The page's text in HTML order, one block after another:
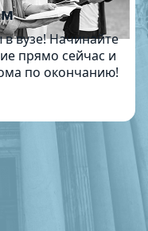
вузе! Начинайте
прямо сейчас и
по окончанию!